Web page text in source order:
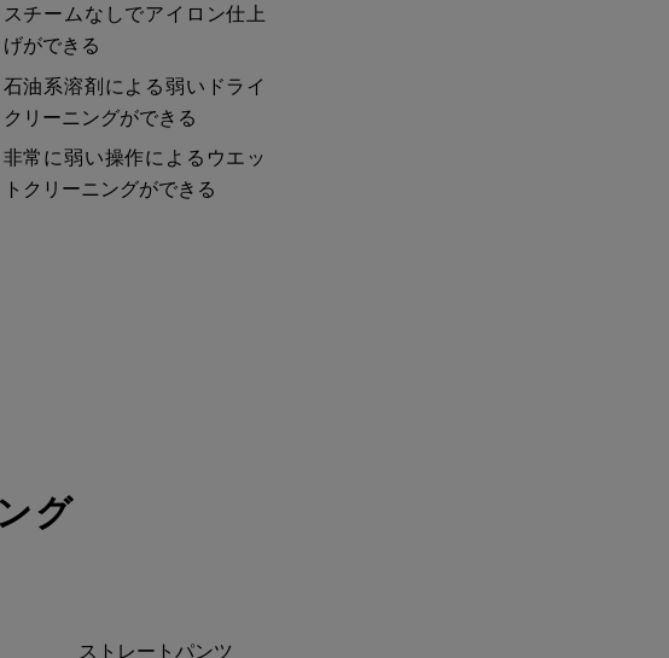
スチームなしでアイロン仕上
げができる
石油系溶剤による弱いドライ
クリーニングができる
非常に弱い操作によるウエッ
トクリーニングができる
グ
ストレートパンツ